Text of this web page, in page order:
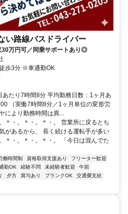
い路線バスドライバー
30万円可／同乗サポートあり◎
歩3分 ※車通勤OK
たり7時間8分 平均勤務日数：1ヶ月あ
（実働7時間8分／1ヶ月単位の変形労
により勤務時間は異...
＊・。＊・。＊・。 営業所に戻るとち
があるから、 長く続ける運転手が多い
＊・。＊・。＊・。 「今日は混んでた
働時間制 資格取得支援あり
フリーター歓迎
勤OK 経験不問 未経験者歓迎
午前
夕方 賞与あり ブランクOK
交通費支給